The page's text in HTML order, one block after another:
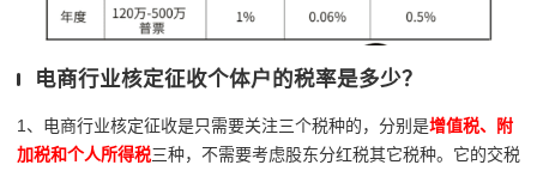
电商行业核定征收个体户的税率是多少？
1、电商行业核定征收是只需要关注三个税种的，分别是增值税、附
加税和个人所得税三种，不需要考虑股东分红税其它税种。它的交税